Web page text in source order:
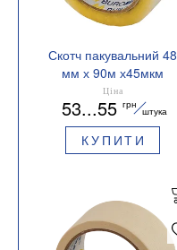
Скотч пакувальний 48
мм х 90м х45мкм
Buromax BM.7025
Ціна
53...55 грн
штука
КУПИТИ